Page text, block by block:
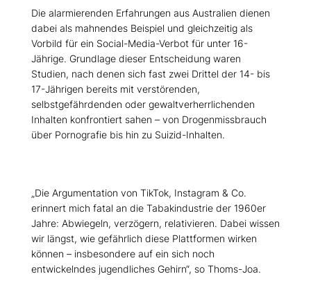
Die alarmierenden Erfahrungen aus Australien dienen
dabei als mahnendes Beispiel und gleichzeitig als
Vorbild für ein Social-Media-Verbot für unter 16-
Jährige. Grundlage dieser Entscheidung waren
Studien, nach denen sich fast zwei Drittel der 14- bis
17-Jährigen bereits mit verstörenden,
selbstgefährdenden oder gewaltverherrlichenden
Inhalten konfrontiert sahen – von Drogenmissbrauch
über Pornografie bis hin zu Suizid-Inhalten.
Die Argumentation von TikTok, Instagram & Co.
erinnert mich fatal an die Tabakindustrie der 1960er
Jahre: Abwiegeln, verzögern, relativieren. Dabei wissen
wir längst, wie gefährlich diese Plattformen wirken
können – insbesondere auf ein sich noch
entwickelndes jugendliches Gehirn“, so Thoms-Joa.